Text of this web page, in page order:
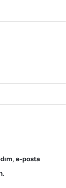
e-posta